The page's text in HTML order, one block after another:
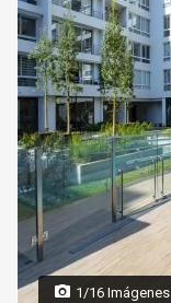
1/16 Imágenes